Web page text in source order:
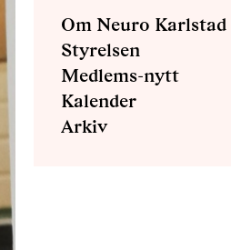
Styrelsen
Medlems-nytt
Kalender
Arkiv